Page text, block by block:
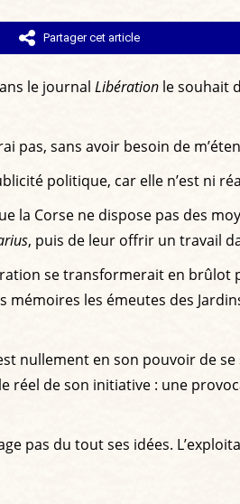
Partager cet article
le journal Libération le souhait
pas, sans avoir besoin de
politique, car elle n’est ni
la Corse ne dispose pas des
, puis de leur offrir un travail
se transformerait en brûlot
les émeutes des
nullement en son pouvoir de
réel de son initiative : une
pas du tout ses idées.